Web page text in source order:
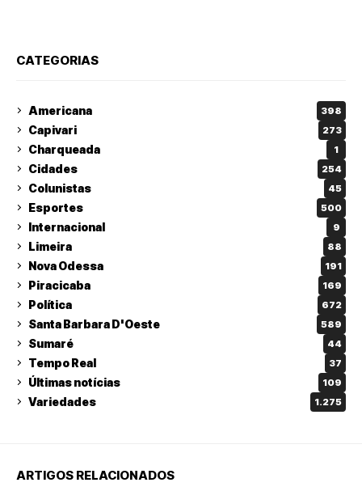
CATEGORIAS
Americana 398
Capivari 273
Charqueada 1
Cidades 254
Colunistas 45
Esportes 500
Internacional 9
Limeira 88
Nova Odessa 191
Piracicaba 169
Política 672
Santa Barbara D'Oeste 589
Sumaré 44
Tempo Real 37
Últimas notícias 109
Variedades 1.275
ARTIGOS RELACIONADOS